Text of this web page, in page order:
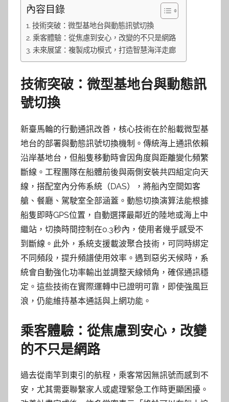
內容目錄
技術突破：微型基地台與動態訊號切換
乘客體驗：從焦慮到安心，改變的不只是網路
未來展望：複製成功模式，打造智慧海洋走廊
技術突破：微型基地台與動態訊
號切換
新臺馬輪的行動通訊改善，核心技術在於船載微型基
地台的部署與動態訊號切換機制。傳統海上通訊依賴
沿岸基地台，但船隻移動時會因角度與距離變化頻繁
斷線。工程團隊在船體前後與兩側安裝共四組定向天
線，搭配室內分佈系統（DAS），將船內空間如客
艙、餐廳、駕駛室全部涵蓋。動態切換演算法能根據
船隻即時GPS位置，自動選擇最鄰近的陸地或海上中
繼站，切換時間控制在0.3秒內，使用者幾乎感受不
到斷線。此外，系統支援載波聚合技術，可同時綁定
不同頻段，提升頻譜使用效率。遇到惡劣天候時，系
統會自動強化功率輸出並調整天線傾角，確保通訊穩
定。這些技術在實際運轉中已證明可靠，即使強風巨
浪，仍能維持基本通話與上網功能。
乘客體驗：從焦慮到安心，改變
的不只是網路
過去從南竿到東引的航程，乘客常因無訊號而感到不
安，尤其需要聯繫家人或處理緊急工作時更顯困擾。